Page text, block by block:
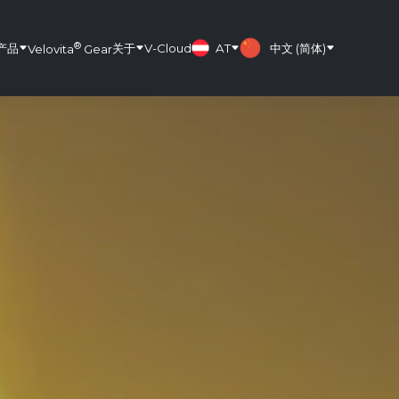
品 Velovita® Gear关于 V-Cloud AT 中文 (简体)